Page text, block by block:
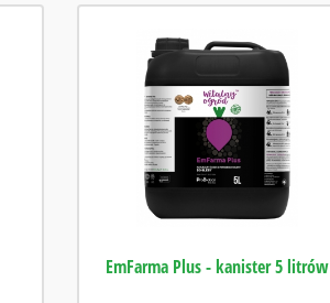
EmFarma Plus - kanister 5 litrów